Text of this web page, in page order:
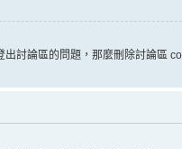
討論區的問題，那麼刪除討論區